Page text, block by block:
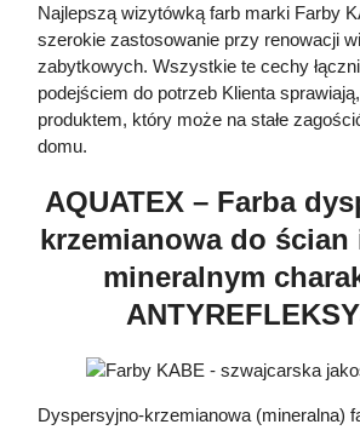
Najlepszą wizytówką farb marki Farby
szerokie zastosowanie przy renowacji
zabytkowych. Wszystkie te cechy
podejściem do potrzeb Klienta
produktem, który może na stałe
domu.
AQUATEX – Farba
krzemianowa do
mineralnym
Dyspersyjno-krzemianowa (mineralna)